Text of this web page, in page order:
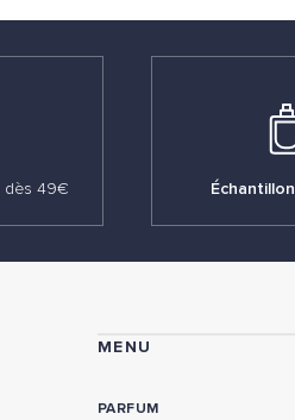
dès 49€
MENU
PARFUM